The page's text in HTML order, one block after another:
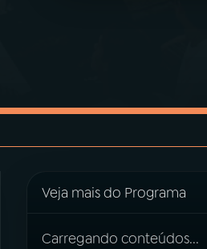
Veja mais do Programa
Carregando conteúdos...